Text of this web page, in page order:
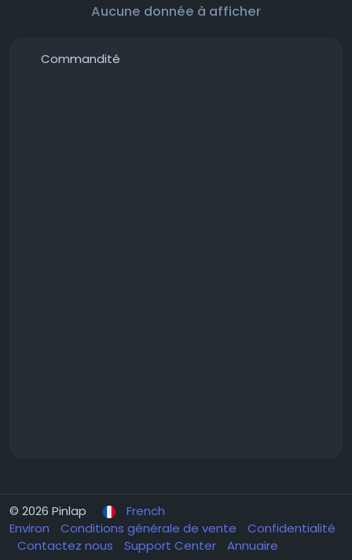
Aucune donnée à afficher
Commandité
© 2026 Pinlap
French
Environ
Conditions générale de vente
Confidentialité
Contactez nous
Support Center Annuaire